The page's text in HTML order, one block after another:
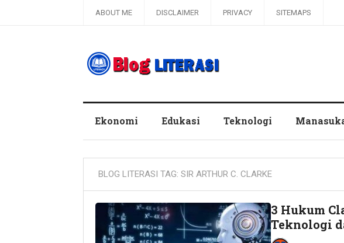
ABOUT ME DISCLAIMER PRIVACY SITEMAPS
Ekonomi Edukasi Teknologi
BLOG LITERASI TAG: SIR ARTHUR C. CLARKE
3 Hukum
Teknologi